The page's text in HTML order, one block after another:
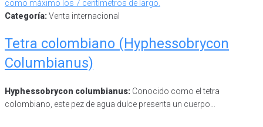
Categoría:Venta internacional
Tetra colombiano (Hyphessobrycon
Columbianus)
Hyphessobrycon columbianus: Conocido como el tetra
colombiano, este pez de agua dulce presenta un cuerpo…